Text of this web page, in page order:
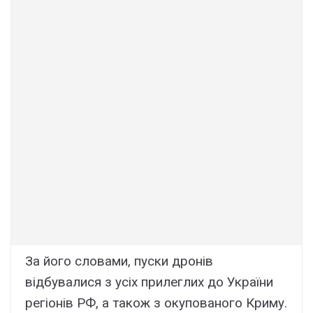
За його словами, пуски дронів
відбувалися з усіх прилеглих до України
регіонів РФ, а також з окупованого Криму.